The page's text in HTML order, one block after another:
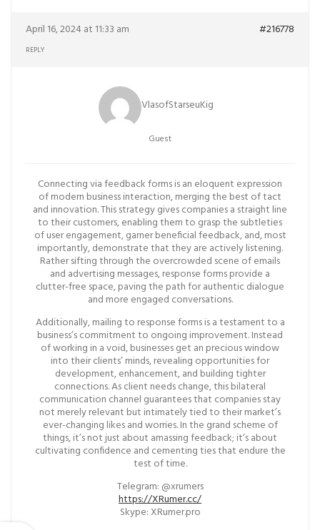
April 16, 2024 at 11:33 am #216778
REPLY
VlasofStarseuKig
Guest
Connecting via feedback forms is an eloquent expression
of modern business interaction, merging the best of tact
and innovation. This strategy gives companies a straight line
to their customers, enabling them to grasp the subtleties
of user engagement, garner beneficial feedback, and, most
importantly, demonstrate that they are actively listening.
Rather sifting through the overcrowded scene of emails
and advertising messages, response forms provide a
clutter-free space, paving the path for authentic dialogue
and more engaged conversations.
Additionally, mailing to response forms is a testament to a
business’s commitment to ongoing improvement. Instead
of working in a void, businesses get an precious window
into their clients’ minds, revealing opportunities for
development, enhancement, and building tighter
connections. As client needs change, this bilateral
communication channel guarantees that companies stay
not merely relevant but intimately tied to their market’s
ever-changing likes and worries. In the grand scheme of
things, it’s not just about amassing feedback; it’s about
cultivating confidence and cementing ties that endure the
test of time.
Telegram: @xrumers
https://XRumer.cc/
Skype: XRumer.pro